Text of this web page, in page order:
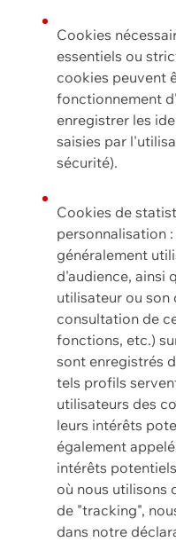
Cookies
essentiels ou
cookies peuvent
fonctionnement
enregistrer les
saisies par
sécurité).
Cookies de
personnalisation
généralement
d'audience, ainsi
utilisateur ou son
consultation de
fonctions, etc.)
sont enregistrés
tels profils
utilisateurs des
leurs intérêts
également
intérêts
où nous utilisons
de "tracking",
dans notre